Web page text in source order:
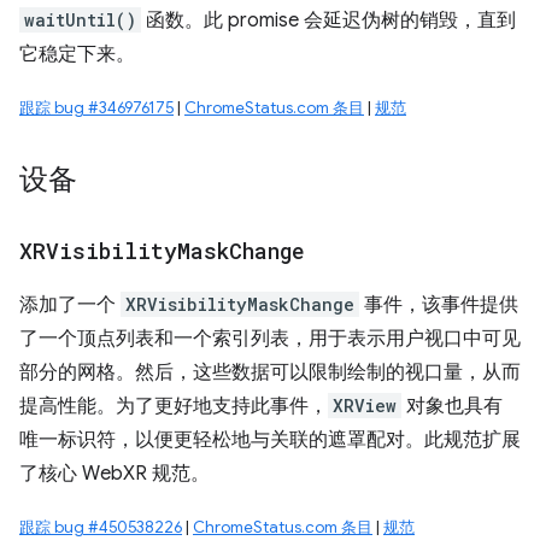
waitUntil() 函数。此 promise 会延迟伪树的销毁，直到
它稳定下来。
跟踪 bug #346976175| ChromeStatus.com 条目 | 规范
设备
XRVisibilityMaskChange
添加了一个 XRVisibilityMaskChange 事件，该事件提供
了一个顶点列表和一个索引列表，用于表示用户视口中可见
部分的网格。然后，这些数据可以限制绘制的视口量，从而
提高性能。为了更好地支持此事件， XRView 对象也具有
唯一标识符，以便更轻松地与关联的遮罩配对。此规范扩展
了核心 WebXR 规范。
跟踪 bug #450538226| ChromeStatus.com 条目 | 规范